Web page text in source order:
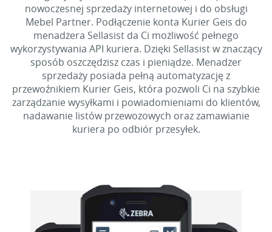
nowoczesnej sprzedaży internetowej i do obsługi
Mebel Partner. Podłączenie konta Kurier Geis do
menadżera Sellasist da Ci możliwość pełnego
wykorzystywania API kuriera. Dzięki Sellasist w znaczący
sposób oszczędzisz czas i pieniądze. Menadżer
sprzedaży posiada pełną automatyzację z
przewoźnikiem Kurier Geis, która pozwoli Ci na szybkie
zarządzanie wysyłkami i powiadomieniami do klientów,
nadawanie listów przewozowych oraz zamawianie
kuriera po odbiór przesyłek.